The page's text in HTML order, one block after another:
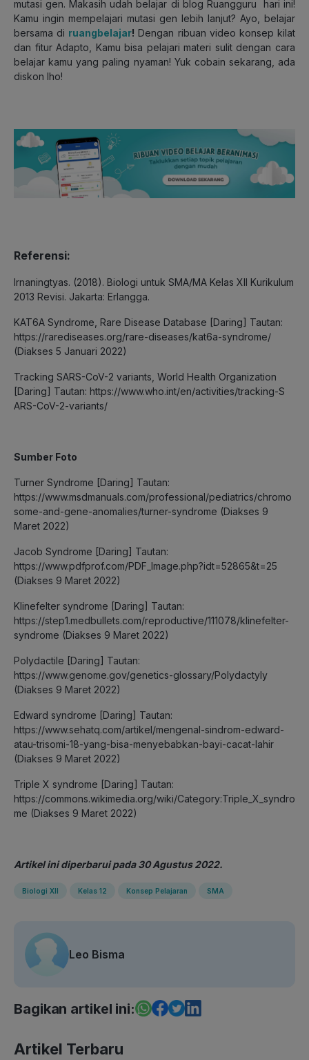
mutasi gen. Makasih udah belajar di blog Ruangguru hari ini!
Kamu ingin mempelajari mutasi gen lebih lanjut? Ayo, belajar
bersama di ruangbelajar! Dengan ribuan video konsep kilat
dan fitur Adapto, Kamu bisa pelajari materi sulit dengan cara
belajar kamu yang paling nyaman! Yuk cobain sekarang, ada
diskon lho!
Referensi:
Irnaningtyas. (2018). Biologi untuk SMA/MA Kelas XII Kurikulum
2013 Revisi. Jakarta: Erlangga.
KAT6A Syndrome, Rare Disease Database [Daring] Tautan:
https://rarediseases.org/rare-diseases/kat6a-syndrome/
(Diakses 5 Januari 2022)
Tracking SARS-CoV-2 variants, World Health Organization
[Daring] Tautan: https://www.who.int/en/activities/tracking-S
ARS-CoV-2-variants/
Sumber Foto
Turner Syndrome [Daring] Tautan:
https://www.msdmanuals.com/professional/pediatrics/chromo
some-and-gene-anomalies/turner-syndrome (Diakses 9
Maret 2022)
Jacob Syndrome [Daring] Tautan:
https://www.pdfprof.com/PDF_Image.php?idt=52865&t=25
(Diakses 9 Maret 2022)
Klinefelter syndrome [Daring] Tautan:
https://step1.medbullets.com/reproductive/111078/klinefelter-
syndrome (Diakses 9 Maret 2022)
Polydactile [Daring] Tautan:
https://www.genome.gov/genetics-glossary/Polydactyly
(Diakses 9 Maret 2022)
Edward syndrome [Daring] Tautan:
https://www.sehatq.com/artikel/mengenal-sindrom-edward-
atau-trisomi-18-yang-bisa-menyebabkan-bayi-cacat-lahir
(Diakses 9 Maret 2022)
Triple X syndrome [Daring] Tautan:
https://commons.wikimedia.org/wiki/Category:Triple_X_syndro
me (Diakses 9 Maret 2022)
Artikel ini diperbarui pada 30 Agustus 2022.
Biologi XII Kelas 12 Konsep Pelajaran SMA
Leo Bisma
Bagikan artikel ini:
Artikel Terbaru